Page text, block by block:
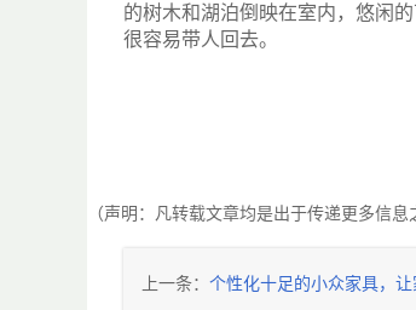
的树木和湖泊倒映在室内，悠闲
很容易带人回去。
（声明：凡转载文章均是出于传递更多信
上一条： 个性化十足的小众家具，